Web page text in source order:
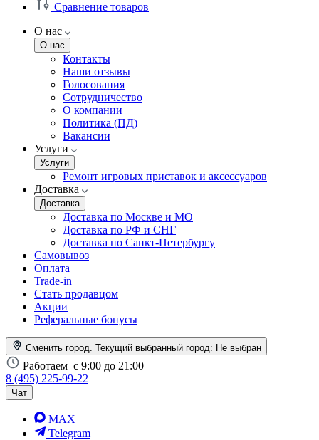
Сравнение товаров
О нас
О нас
Контакты
Наши отзывы
Голосования
Сотрудничество
О компании
Политика (ПД)
Вакансии
Услуги
Услуги
Ремонт игровых приставок и аксессуаров
Доставка
Доставка
Доставка по Москве и МО
Доставка по РФ и СНГ
Доставка по Санкт-Петербургу
Самовывоз
Оплата
Trade-in
Стать продавцом
Акции
Реферальные бонусы
Сменить город. Текущий выбранный город: Не выбран
Работаем с 9:00 до 21:00
8 (495) 225-99-22
Чат
MAX
Telegram